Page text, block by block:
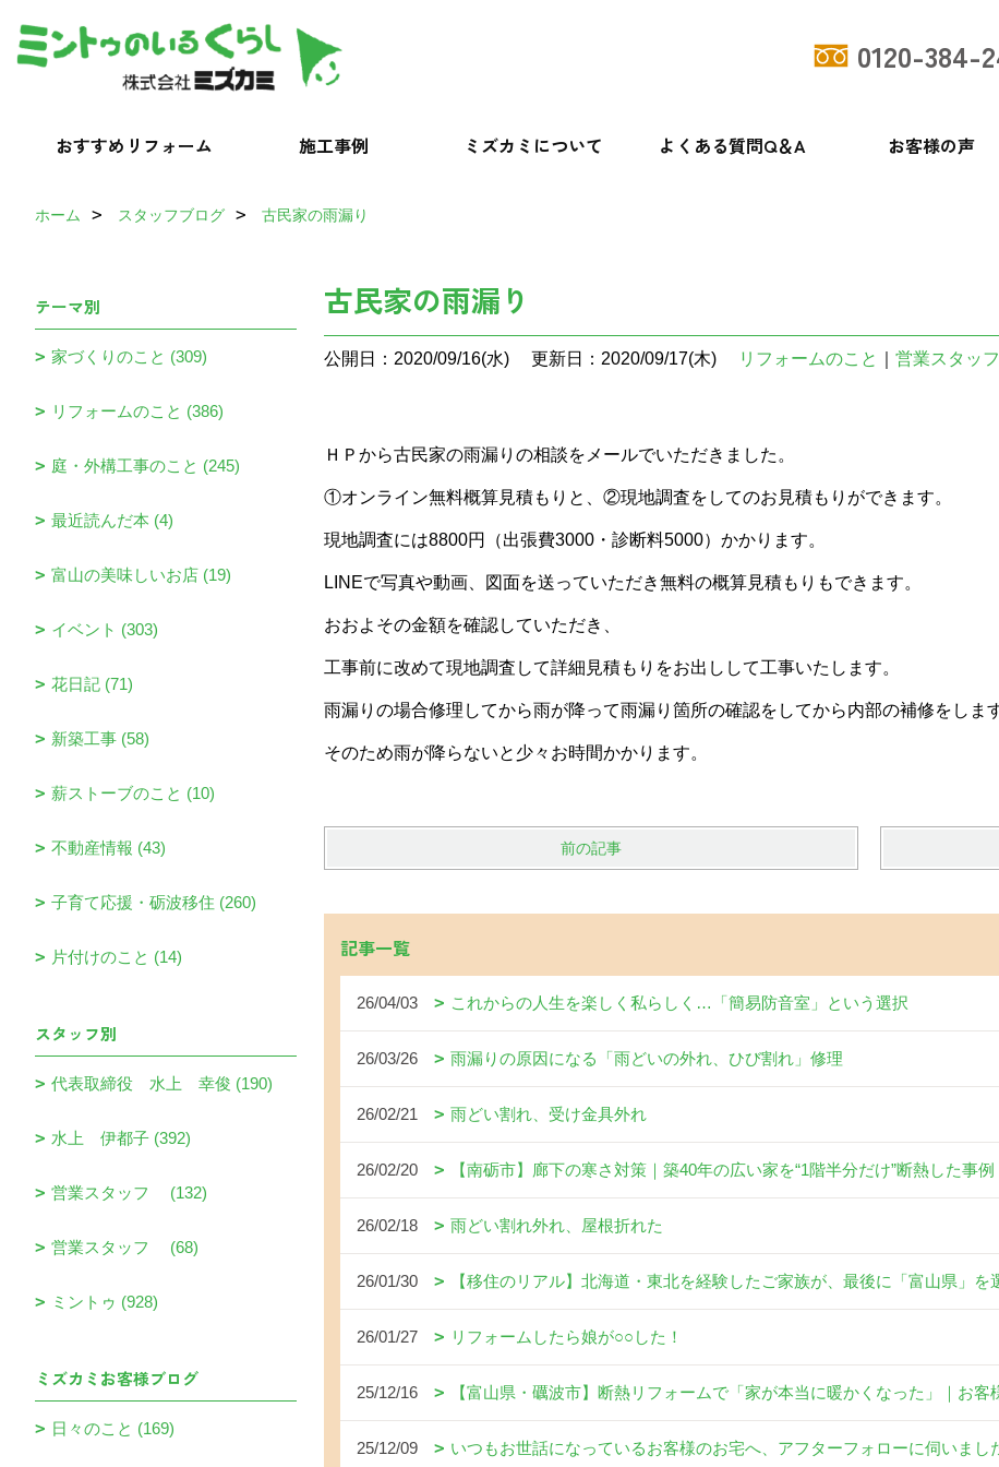
0120-384-
おすすめリフォーム 施工事例 ミズカミについて よくある質問Q＆A お客様の声
ホーム スタッフブログ 古民家の雨漏り
古民家の雨漏り
公開日：2020/09/16(水) 更新日：2020/09/17(木) リフォームのこと 営業スタッ
ＨＰから古民家の雨漏りの相談をメールでいただきました。
①オンライン無料概算見積もりと、②現地調査をしてのお見積もりができます。
現地調査には8800円（出張費3000・診断料5000）かかります。
LINEで写真や動画、図面を送っていただき無料の概算見積もりもできます。
おおよその金額を確認していただき、
工事前に改めて現地調査して詳細見積もりをお出しして工事いたします。
雨漏りの場合修理してから雨が降って雨漏り箇所の確認をしてから内部の補修をします
そのため雨が降らないと少々お時間かかります。
前の記事
記事一覧
26/04/03 これからの人生を楽しく私らしく…「簡易防音室」という選択
26/03/26 雨漏りの原因になる「雨どいの外れ、ひび割れ」修理
26/02/21 雨どい割れ、受け金具外れ
26/02/20 【南砺市】廊下の寒さ対策｜築40年の広い家を“1階半分だけ”断熱した事例
26/02/18 雨どい割れ外れ、屋根折れた
26/01/30 【移住のリアル】北海道・東北を経験したご家族が、最後に「富山県」を
26/01/27 リフォームしたら娘が○○した！
25/12/16 【富山県・礪波市】断熱リフォームで「家が本当に暖かくなった」｜お
25/12/09 いつもお世話になっているお客様のお宅へ、アフターフォローに伺いまし
テーマ別
家づくりのこと (309)
リフォームのこと (386)
庭・外構工事のこと (245)
最近読んだ本 (4)
富山の美味しいお店 (19)
イベント (303)
花日記 (71)
新築工事 (58)
薪ストーブのこと (10)
不動産情報 (43)
子育て応援・砺波移住 (260)
片付けのこと (14)
スタッフ別
代表取締役 水上 幸俊 (190)
水上 伊都子 (392)
営業スタッフ (132)
営業スタッフ (68)
ミントゥ (928)
ミズカミお客様ブログ
日々のこと (169)